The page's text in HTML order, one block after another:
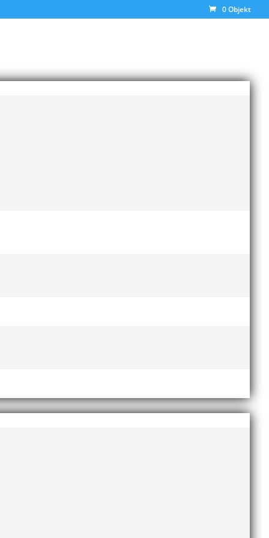
0 Objekt
delgett oss nya råd
som kan utföras på ”egen hand” och till
försöka undvika kollektivtrafik i möjligaste mån.
på utvecklingen med smittspridningen.